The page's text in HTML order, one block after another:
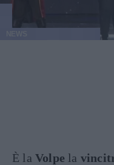
È la Volpe la